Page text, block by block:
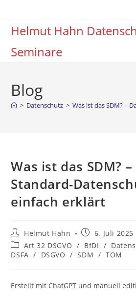
springenHelmut Hahn
Seminare
Blog
> Datenschutz > Was ist das SDM? –
Was ist das SDM? –
Standard-
einfach erklärt
Beitrags-
Autor:
Helmut Hahn
Beitrag
veröffentlicht:
6. Juli 2025
Beitrags-
Kategorie:
Art 32 DSGVO / BfDI /
DSFA / DSGVO / SDM / TOM
Erstellt mit ChatGPT und manuell